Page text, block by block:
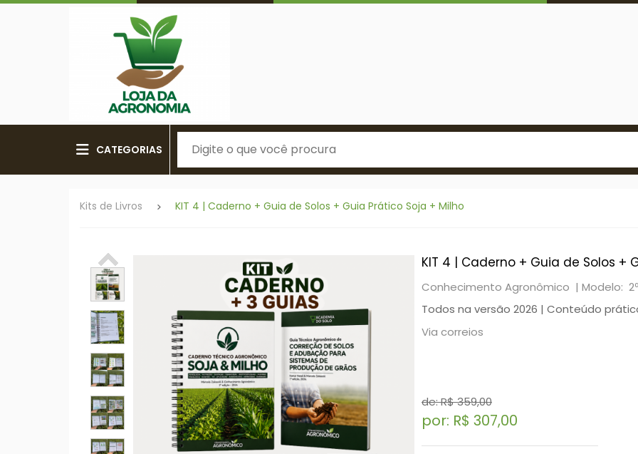
CATEGORIAS
Kits de Livros KIT 4 | Caderno + Guia de Solos + Guia Prático Soja + Milho
KIT 4 | Caderno + Guia de Solos +
Conhecimento Agronômico | Modelo:
Todos na versão 2026 | Conteúdo
Via correios
de: R$359,00
por: R$ 307,00